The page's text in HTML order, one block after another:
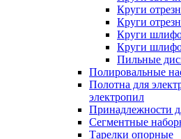
Круги
Круги
Круги
Круги
Пильные
Полировальные
Полотна для
электропил
Принадлежности
Сегментные
Тарелки опорные